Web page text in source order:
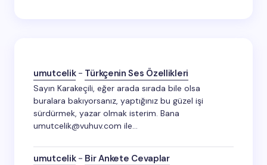
umutcelik- Türkçenin Ses Özellikleri
Sayın Karakeçili, eğer arada sırada bile olsa
buralara bakıyorsanız, yaptığınız bu güzel işi
sürdürmek, yazar olmak isterim. Bana
umutcelik@vuhuv.com ile…
umutcelik- Bir Ankete Cevaplar